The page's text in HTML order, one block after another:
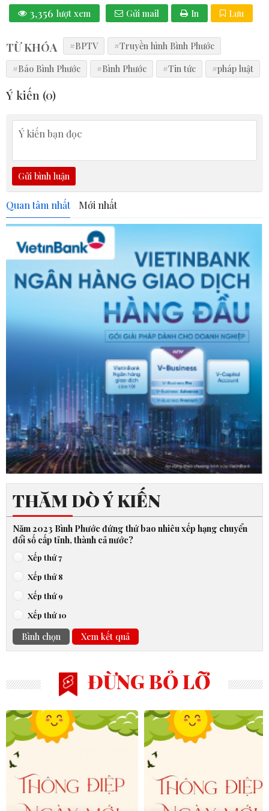
3,356 lượt xem Gửi mail In Lưu
TỪ KHÓA #BPTV
#Truyền hình Bình Phước
#Báo Bình Phước
#Bình Phước #Tin tức #pháp luật
Ý kiến (0)
Gửi bình luận
Quan tâm nhất Mới nhất
THĂM DÒ Ý KIẾN
Năm 2023 Bình Phước đứng thứ bao nhiêu xếp hạng chuyển
đổi số cấp tỉnh, thành cả nước?
Xếp thứ 7
Xếp thứ 8
Xếp thứ 9
Xếp thứ 10
Bình chọn Xem kết quả
ĐỪNG BỎ LỠ